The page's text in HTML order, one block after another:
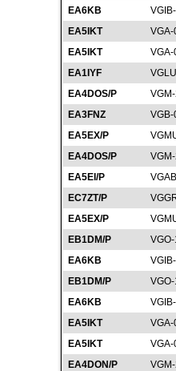
EA6KB
EA5IKT
EA5IKT
EA1IYF
EA4DOS/P
EA3FNZ
EA5EX/P
EA4DOS/P
EA5EI/P
EC7ZT/P
EA5EX/P
EB1DM/P
EA6KB
EB1DM/P
EA6KB
EA5IKT
EA5IKT
EA4DON/P